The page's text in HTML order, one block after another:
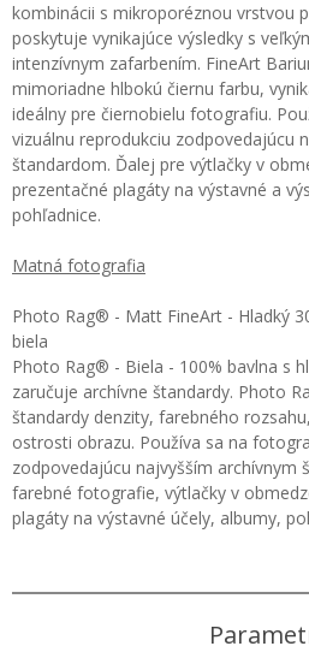
kombinácii s mikroporéznou vrstvou
poskytuje vynikajúce výsledky s
intenzívnym zafarbením. FineArt
mimoriadne hlbokú čiernu farbu,
ideálny pre čiernobielu fotografiu.
vizuálnu reprodukciu zodpovedajúcu
štandardom. Ďalej pre výtlačky v
prezentačné plagáty na výstavné a
pohľadnice.
Matná fotografia
Photo Rag® - Matt FineArt - Hladký
biela
Photo Rag® - Biela - 100% bavlna s
zaručuje archívne štandardy. Photo
štandardy denzity, farebného
ostrosti obrazu. Používa sa na
zodpovedajúcu najvyšším archívnym
farebné fotografie, výtlačky v
plagáty na výstavné účely, albumy,